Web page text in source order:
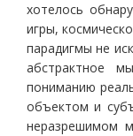
хотелось
игры,
парадигмы не
абстрактное
пониманию
объектом и
неразрешимом